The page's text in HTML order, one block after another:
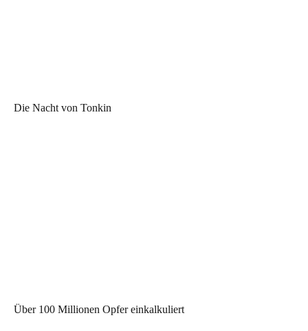
Die Nacht von Tonkin
Über 100 Millionen Opfer einkalkuliert